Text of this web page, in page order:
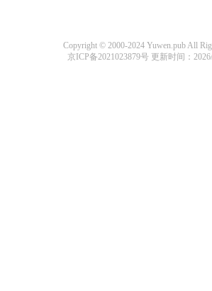
Copyright © 2000-2024 Yuwen.pub All
京ICP备2021023879号更新时间：